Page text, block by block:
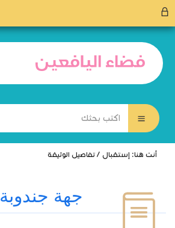
أنت هنا: إستقبال / تفاصيل الوثيقة
جهة جندوبة